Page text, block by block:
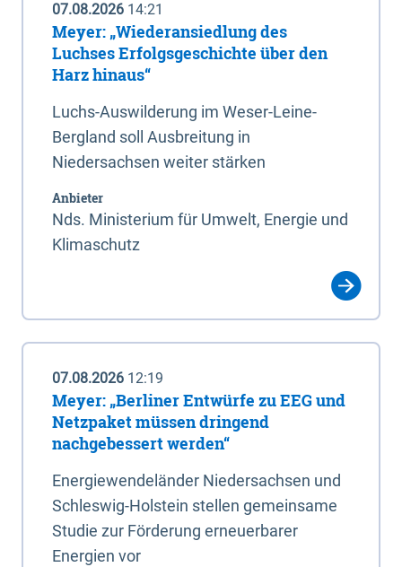
07.08.2026 14:21
Meyer: „Wiederansiedlung des
Luchses Erfolgsgeschichte über den
Harz hinaus“
Luchs-Auswilderung im Weser-Leine-
Bergland soll Ausbreitung in
Niedersachsen weiter stärken
Anbieter
Nds. Ministerium für Umwelt, Energie und
Klimaschutz
07.08.2026 12:19
Meyer: „Berliner Entwürfe zu EEG und
Netzpaket müssen dringend
nachgebessert werden“
Energiewendeländer Niedersachsen und
Schleswig-Holstein stellen gemeinsame
Studie zur Förderung erneuerbarer
Energien vor